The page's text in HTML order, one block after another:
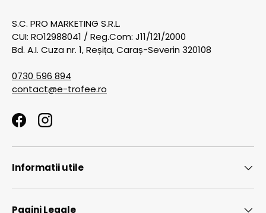
S.C. PRO MARKETING S.R.L.
CUI: RO12988041 / Reg.Com: J11/121/2000
Bd. A.I. Cuza nr. 1, Reșița, Caraș-Severin 320108
0730 596 894
contact@e-trofee.ro
FacebookInstagram
Informatii utile
Pagini Legale